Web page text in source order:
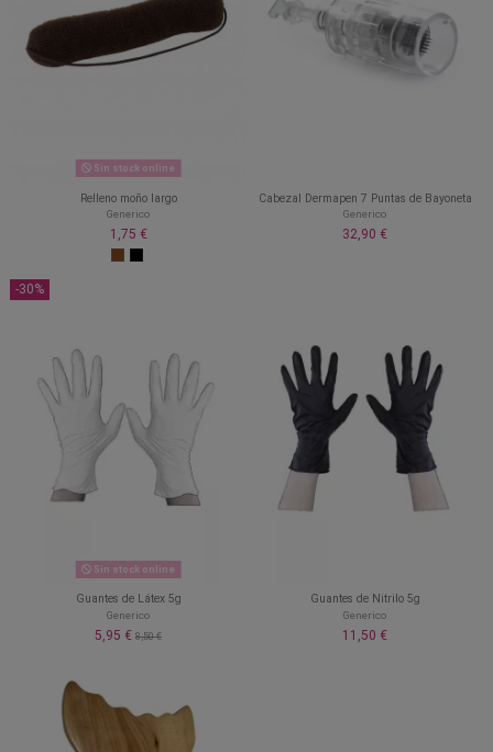
Sin stock online
Relleno moño largo
Generico
1,75 €
Cabezal Dermapen 7 Puntas de Bayoneta
Generico
32,90 €
-30%
Sin stock online
Guantes de Látex 5g
Generico
5,95 € 8,50 €
Guantes de Nitrilo 5g
Generico
11,50 €